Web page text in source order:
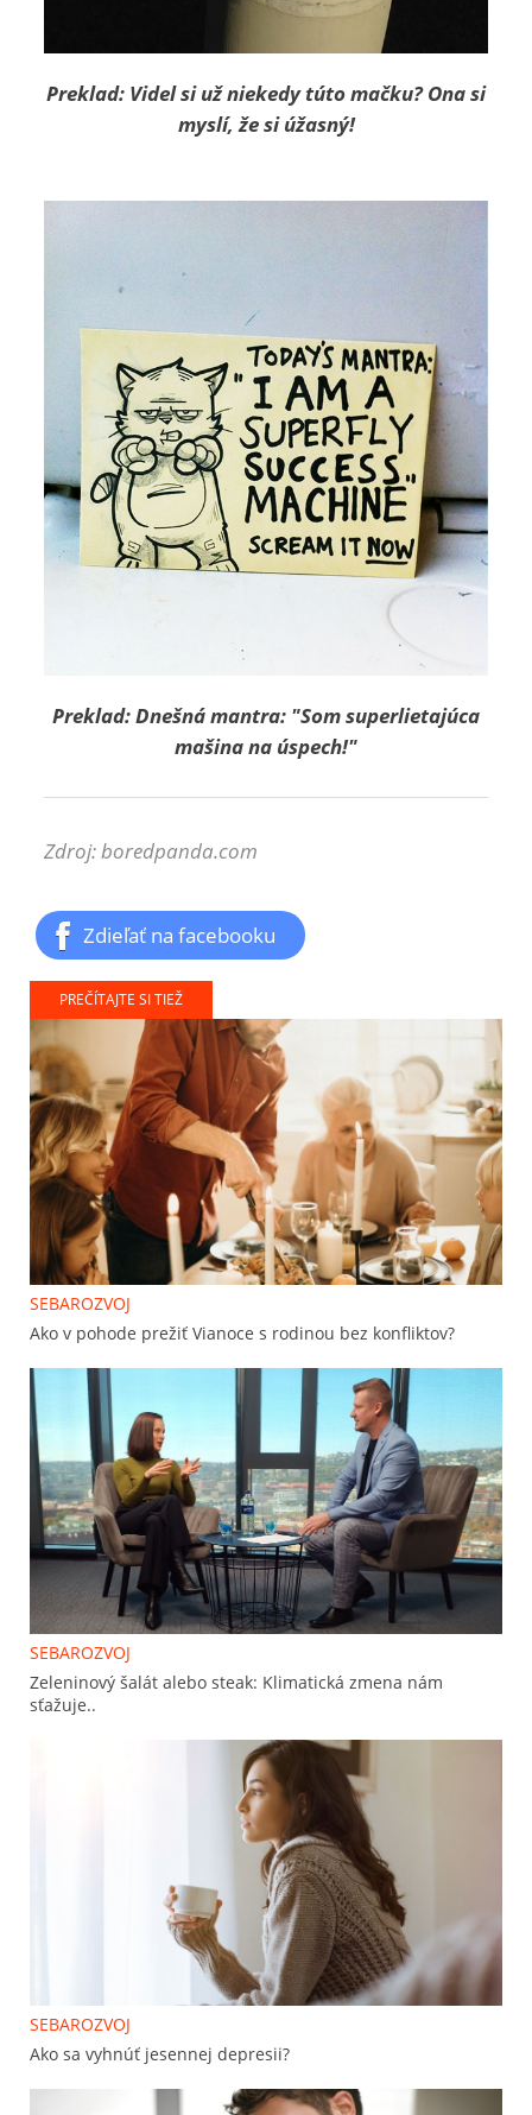
Preklad: Videl si už niekedy túto mačku? Ona si
myslí, že si úžasný!
Preklad: Dnešná mantra: "Som superlietajúca
mašina na úspech!"
Zdroj: boredpanda.com
Zdieľať na facebooku
PREČÍTAJTE SI TIEŽ
SEBAROZVOJ
Ako v pohode prežiť Vianoce s rodinou bez konfliktov?
SEBAROZVOJ
Zeleninový šalát alebo steak: Klimatická zmena nám
sťažuje..
SEBAROZVOJ
Ako sa vyhnúť jesennej depresii?